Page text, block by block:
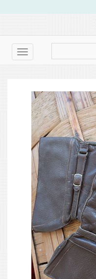
Toggle
navigation